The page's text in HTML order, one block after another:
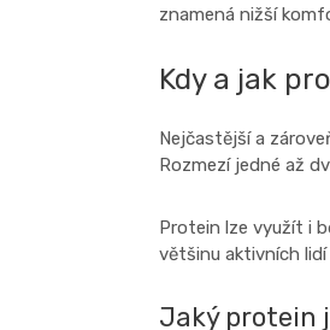
znamená nižší
Kdy a jak
Nejčastější a
Rozmezí jedné až
Protein lze využít i
většinu aktivních
Jaký protein